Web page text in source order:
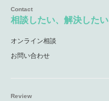
相談したい、解決したい
オンライン相談
お問い合わせ